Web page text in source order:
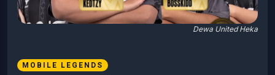
Dewa United Heka
MOBILE LEGENDS